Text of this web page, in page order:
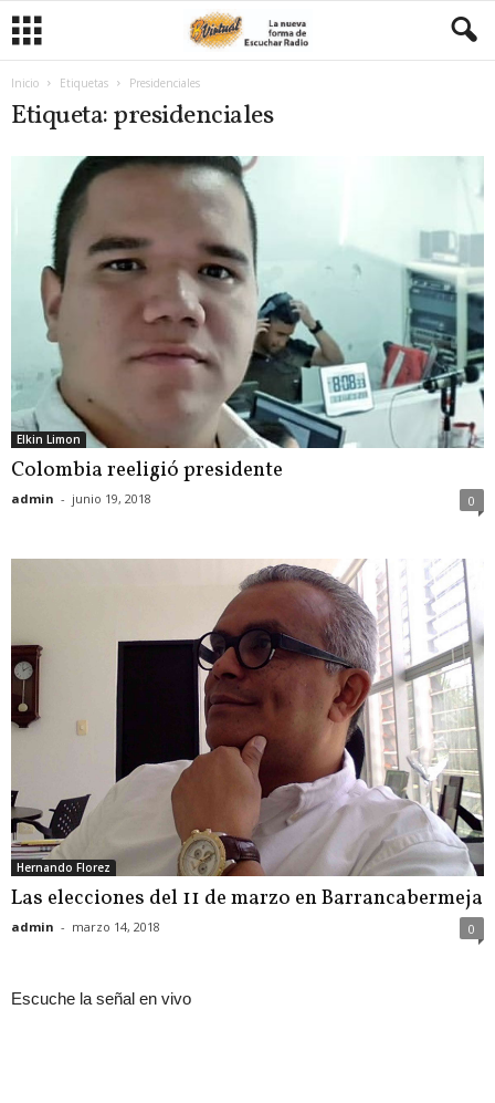
Inicio Etiquetas Presidenciales
Etiqueta: presidenciales
Elkin Limon
Colombia reeligió presidente
admin - junio 19, 2018 0
Hernando Florez
Las elecciones del 11 de marzo en Barrancabermeja
admin - marzo 14, 2018 0
Escuche la señal en vivo